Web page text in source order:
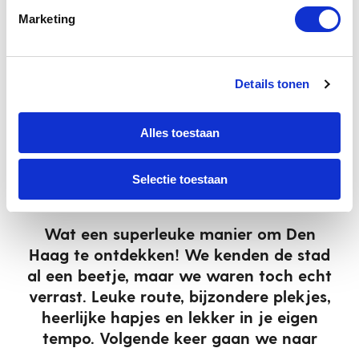
Marketing
Details tonen
Alles toestaan
Selectie toestaan
struin door de straatjes, en proef wat Den Haag écht
te bieden heeft.
“”
Wat een superleuke manier om Den
Haag te ontdekken! We kenden de stad
al een beetje, maar we waren toch echt
verrast. Leuke route, bijzondere plekjes,
heerlijke hapjes en lekker in je eigen
tempo. Volgende keer gaan we naar